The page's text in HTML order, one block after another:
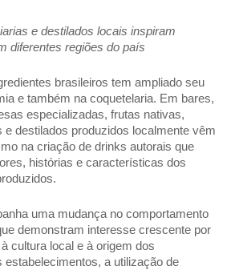
e destilados locais inspiram
diferentes regiões do país
brasileiros tem ampliado seu
e também na coquetelaria. Em bares,
especializadas, frutas nativas,
e destilados produzidos localmente vêm
na criação de drinks autorais que
histórias e características dos
uma mudança no comportamento
demonstram interesse crescente por
cultura local e à origem dos
estabelecimentos, a utilização de